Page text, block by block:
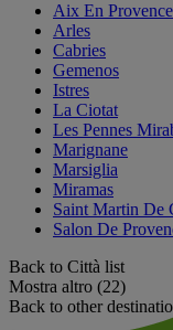
Aix En Provence
Arles
Cabries
Gemenos
Istres
La Ciotat
Les Pennes
Marignane
Marsiglia
Miramas
Saint Martin De
Salon De
Back to Città list
Mostra altro (22)
Back to other